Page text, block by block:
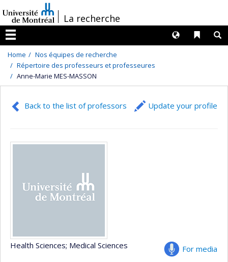
au
contenu
/La recherche
Menu
Liens
Langues
Home
Nos équipes de recherche
Répertoire des professeurs et professeures
Anne-Marie MES-MASSON
Back to the list of professors Update your profile
For media
Health Sciences; Medical Sciences